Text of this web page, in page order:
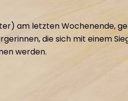
am letzten Wochenende,
die sich mit einem
werden.